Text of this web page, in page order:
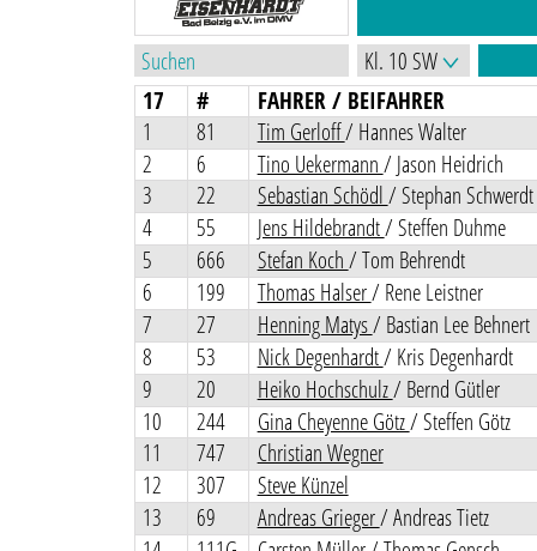
17 # FAHRER / BEIFAHRER
1
81 Tim Gerloff/ Hannes Walter
2
6 Tino Uekermann/ Jason Heidrich
3
22 Sebastian Schödl/ Stephan Schwerdt
4
55 Jens Hildebrandt/ Steffen Duhme
5
666 Stefan Koch/ Tom Behrendt
6
199 Thomas Halser/ Rene Leistner
7
27 Henning Matys/ Bastian Lee Behnert
8
53 Nick Degenhardt/ Kris Degenhardt
9
20 Heiko Hochschulz/ Bernd Gütler
10
244 Gina Cheyenne Götz/ Steffen Götz
11
747 Christian Wegner
12
307 Steve Künzel
13
69 Andreas Grieger/ Andreas Tietz